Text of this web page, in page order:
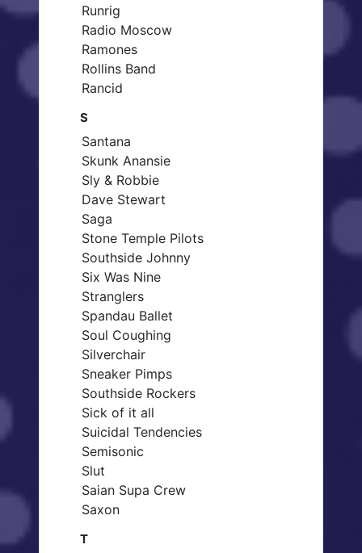
Runrig
Radio Moscow
Ramones
Rollins Band
Rancid
S
Santana
Skunk Anansie
Sly & Robbie
Dave Stewart
Saga
Stone Temple Pilots
Southside Johnny
Six Was Nine
Stranglers
Spandau Ballet
Soul Coughing
Silverchair
Sneaker Pimps
Southside Rockers
Sick of it all
Suicidal Tendencies
Semisonic
Slut
Saian Supa Crew
Saxon
T